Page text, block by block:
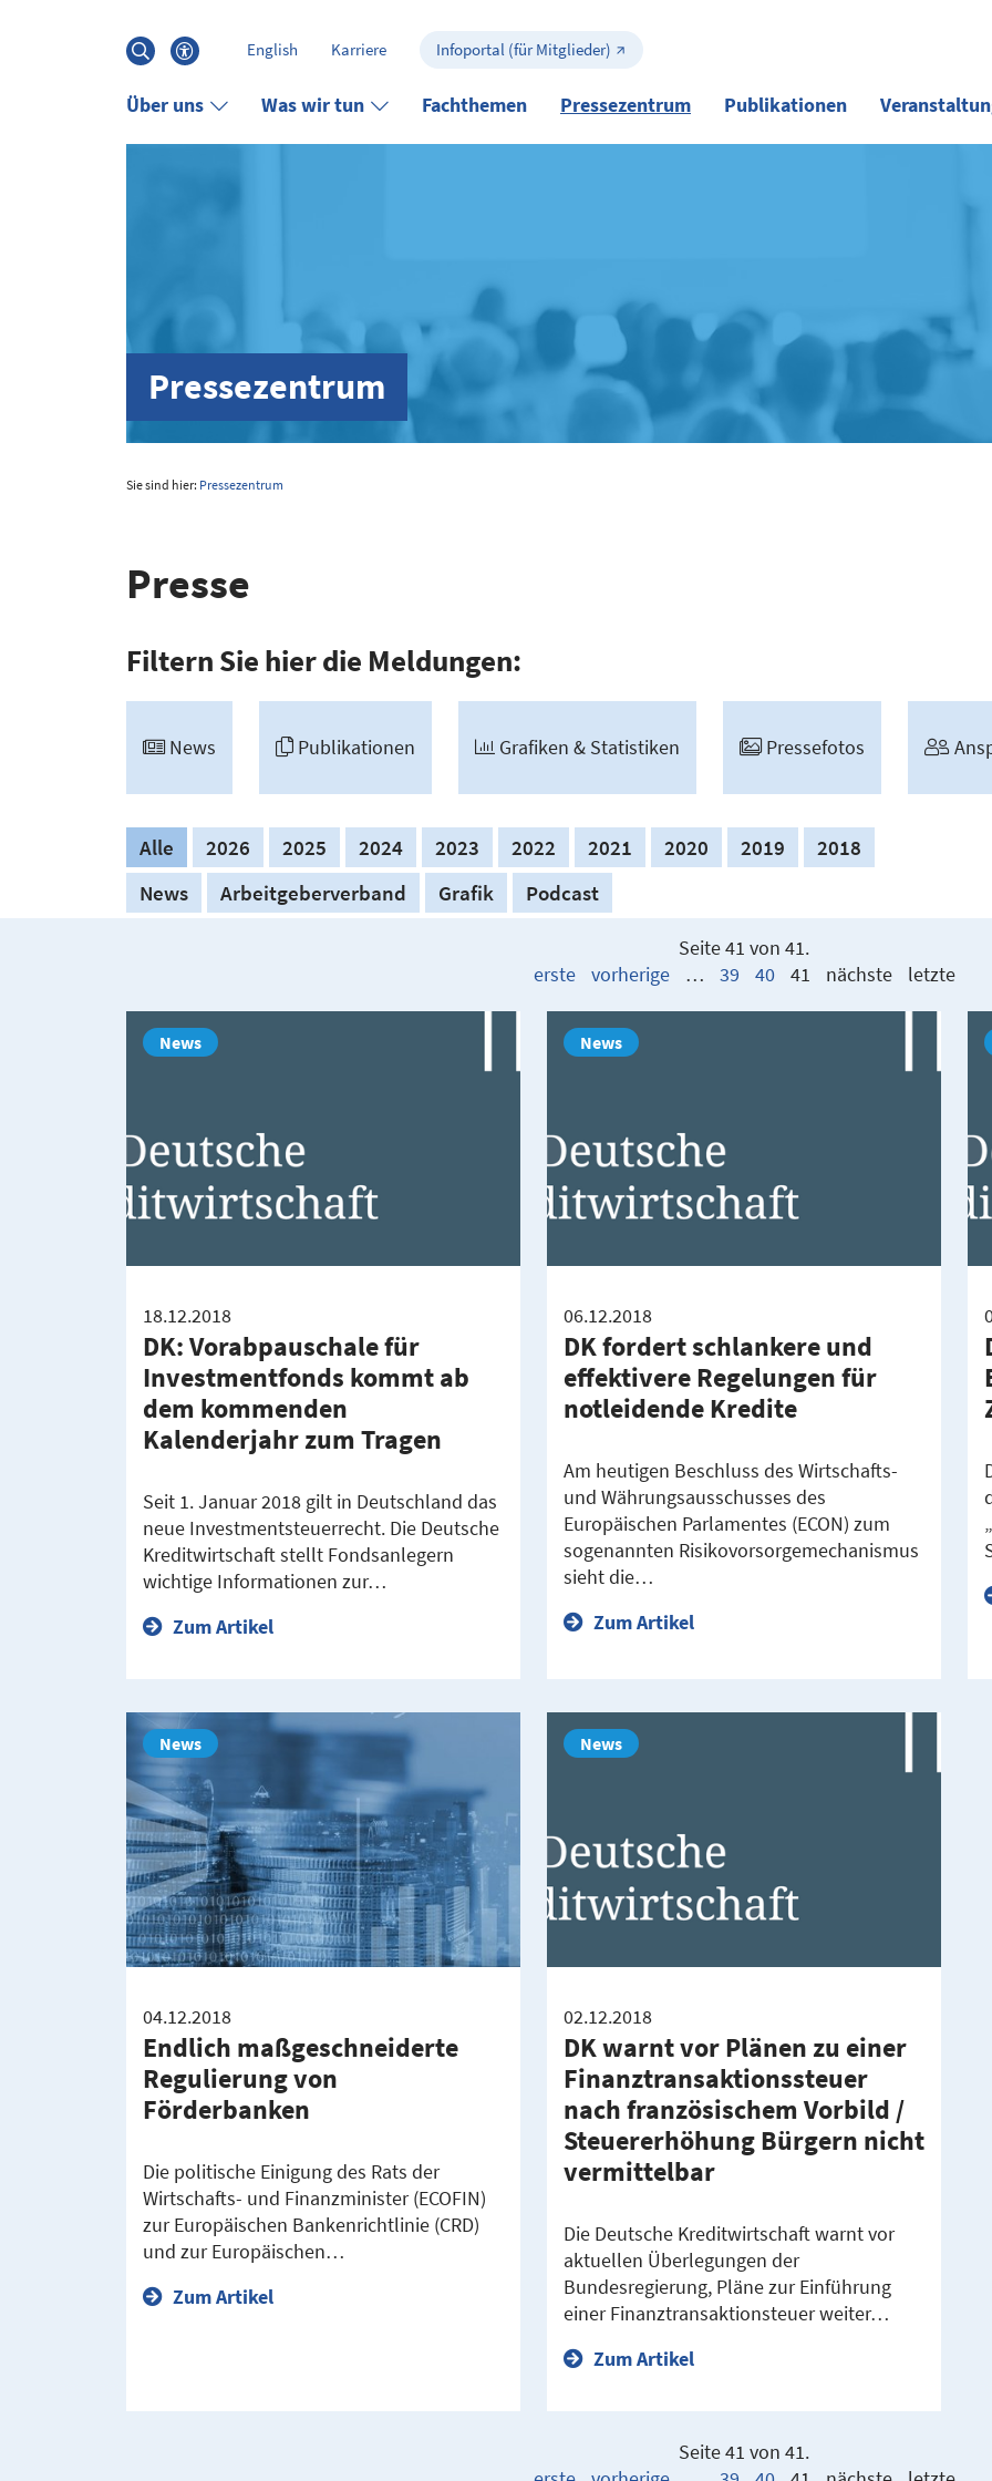
Suche
öffnenBarrierefreiheits-Menü öffnen
English Karriere Infoportal (für Mitglieder)
Über uns Was wir tun Fachthemen Pressezentrum Publikationen
Pressezentrum
Sie sind hier: Pressezentrum
Presse
Filtern Sie hier die Meldungen:
News Publi­ka­tionen Grafiken & Statis­tiken Presse­fotos
Alle 2026 2025 2024 2023 2022 2021 2020 2019
2018
News
Arbeitgeberverband Grafik Podcast
Seite 41 von 41.
erste
vorherige … 39 40 41 nächste letzte
News
18.12.2018
DK: Vorabpauschale für
Investmentfonds kommt ab
dem kommenden
Kalenderjahr zum Tragen
Seit 1. Januar 2018 gilt in Deutschland das
neue Investmentsteuerrecht. Die Deutsche
Kreditwirtschaft stellt Fondsanlegern
wichtige Informationen zur…
Zum Artikel
News
06.12.2018
DK fordert schlankere und
effektivere Regelungen für
notleidende Kredite
Am heutigen Beschluss des Wirtschafts-
und Währungsausschusses des
Europäischen Parlamentes (ECON) zum
sogenannten Risikovorsorgemechanismus
sieht die…
Zum Artikel
News
04.12.2018
Endlich maßgeschneiderte
Regulierung von
Förderbanken
Die politische Einigung des Rats der
Wirtschafts- und Finanzminister (ECOFIN)
zur Europäischen Bankenrichtlinie (CRD)
und zur Europäischen…
Zum Artikel
News
02.12.2018
DK warnt vor Plänen zu einer
Finanztransaktionssteuer
nach französischem Vorbild /
Steuererhöhung Bürgern nicht
vermittelbar
Die Deutsche Kreditwirtschaft warnt vor
aktuellen Überlegungen der
Bundesregierung, Pläne zur Einführung
einer Finanztransaktionsteuer weiter…
Zum Artikel
Seite 41 von 41.